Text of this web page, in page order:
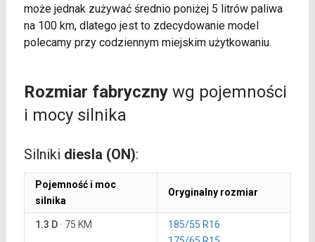
może jednak zużywać średnio poniżej 5 litrów paliwa
na 100 km, dlatego jest to zdecydowanie model
polecamy przy codziennym miejskim użytkowaniu.
Rozmiar fabrycznywg pojemności
i mocy silnika
Silniki diesla (ON):
Pojemność i moc
silnika
Oryginalny rozmiar
1.3 D · 75 KM
185/55 R16